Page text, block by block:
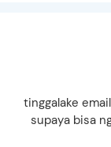
tinggalake
supaya bisa